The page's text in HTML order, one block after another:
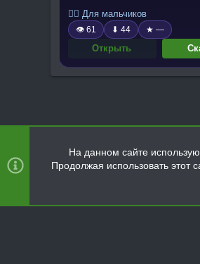
🧍‍♂️ Для мальчиков
👁 61 ⬇ 44 ★ —
Открыть
На данном сайте
Продолжая использовать этот